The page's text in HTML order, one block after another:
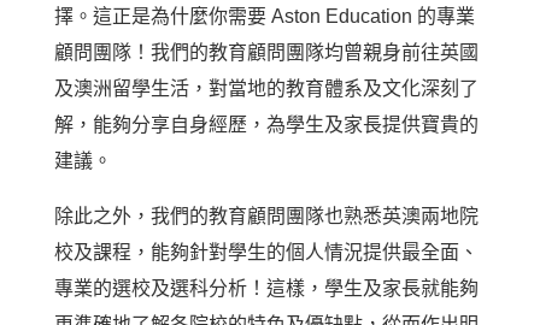
擇。這正是為什麼你需要 Aston Education 的專業
顧問團隊！我們的教育顧問團隊均曾親身前往英國
及澳洲留學生活，對當地的教育體系及文化深刻了
解，能夠分享自身經歷，為學生及家長提供寶貴的
建議。
除此之外，我們的教育顧問團隊也熟悉英澳兩地院
校及課程，能夠針對學生的個人情況提供最全面、
專業的選校及選科分析！這樣，學生及家長就能夠